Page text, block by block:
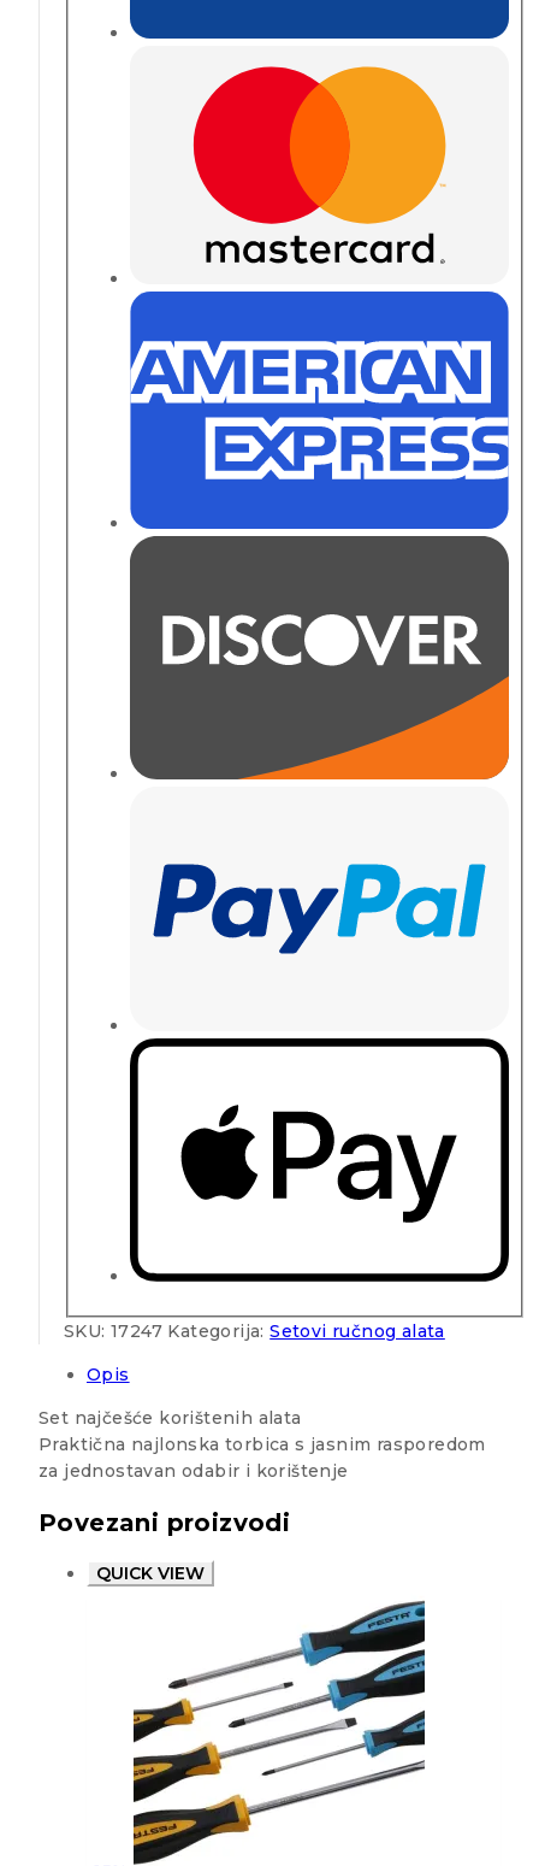
SKU: 17247 Kategorija:Setovi ručnog alata
Opis
Set najčešće korištenih alata
Praktična najlonska torbica s jasnim rasporedom
za jednostavan odabir i korištenje
Povezani proizvodi
QUICK VIEW